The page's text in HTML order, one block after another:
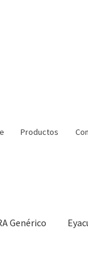
Productos
Genérico